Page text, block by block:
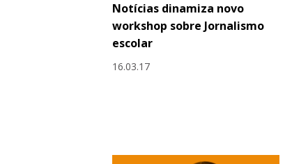
Notícias dinamiza novo
workshop sobre Jornalismo
escolar
16.03.17